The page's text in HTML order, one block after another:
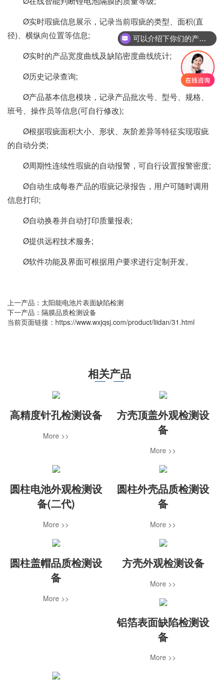
Ø实时瑕疵信息展示，记录当前瑕疵的类型、面积(直
径)、横纵向位置等信息;
Ø实时的产品宽度曲线及缺陷密度曲线统计;
Ø历史记录查询;
Ø产品基本信息模块，记录产品批次号、型号、规格、
班号、操作员等信息(可自行修改);
Ø根据瑕疵面积大小、形状、灰阶差异等特征实现瑕疵
的自动分类;
Ø周期性连续性瑕疵的自动报警，可自行设置报警密度;
Ø自动生成每卷产品的瑕疵记录报告，用户可随时调用
信息打印;
Ø自动换卷并自动打印质量报表;
Ø提供远程技术服务;
Ø软件功能及界面可根据用户要求进行定制开发。
上一产品： 太阳能电池片表面缺陷检测
下一产品： 隔膜品质检测设备
当前页面链接：https://www.wxjqsj.com/product/liidan/31.html
相关产品
高精度针孔检测设备
More >>
方壳顶盖外观检测设
备
More >>
圆柱电池外观检测设
备(二代)
More >>
圆柱外壳品质检测设
备
More >>
圆柱盖帽品质检测设
备
More >>
方壳外观检测设备
More >>
铝箔表面缺陷检测设
备
More >>
可以介绍下你们的产品么